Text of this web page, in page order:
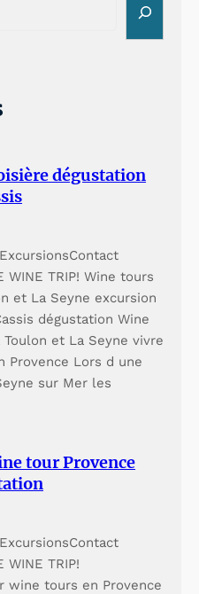
dégustation
WINE TRIP! Wine tours
et La Seyne excursion
dégustation Wine
et La Seyne vivre
Provence Lors d une
sur Mer les
tour Provence
WINE TRIP!
wine tours en Provence